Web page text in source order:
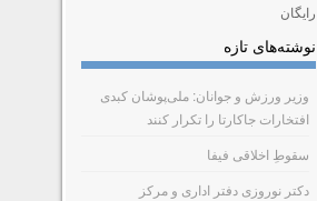
رایگان
نوشته‌های تازه
وزیر ورزش و جوانان: ملی‌پوشان کبدی
افتخارات جاکارتا را تکرار کنند
سقوطِ اخلاقی فیفا
دکتر نوروزی دفتر اداری و مرکز